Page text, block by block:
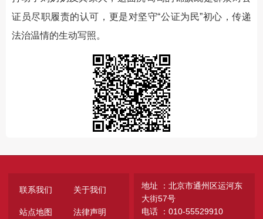
证员尽职履责的认可，更是对坚守“公证为民”初心，传递
法治温情的生动写照。
联系我们 关于我们
站点地图 法律声明
地址 ：北京市通州区运河东
大街57号
电话 ：010-55529910